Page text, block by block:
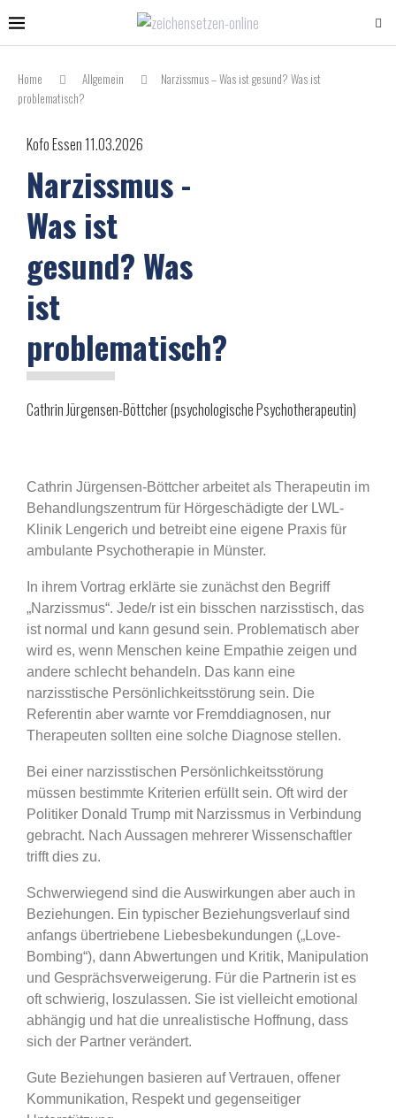
Home Allgemein
Narzissmus – Was ist gesund? Was ist
problematisch?
Kofo Essen 11.03.2026
Narzissmus -
Was ist
gesund? Was
ist
problematisch?
Cathrin Jürgensen-Böttcher (psychologische Psychotherapeutin)
Cathrin Jürgensen-Böttcher arbeitet als Therapeutin im
Behandlungszentrum für Hörgeschädigte der LWL-
Klinik Lengerich und betreibt eine eigene Praxis für
ambulante Psychotherapie in Münster.
In ihrem Vortrag erklärte sie zunächst den Begriff
„Narzissmus“. Jede/r ist ein bisschen narzisstisch, das
ist normal und kann gesund sein. Problematisch aber
wird es, wenn Menschen keine Empathie zeigen und
andere schlecht behandeln. Das kann eine
narzisstische Persönlichkeitsstörung sein. Die
Referentin aber warnte vor Fremddiagnosen, nur
Therapeuten sollten eine solche Diagnose stellen.
Bei einer narzisstischen Persönlichkeitsstörung
müssen bestimmte Kriterien erfüllt sein. Oft wird der
Politiker Donald Trump mit Narzissmus in Verbindung
gebracht. Nach Aussagen mehrerer Wissenschaftler
trifft dies zu.
Schwerwiegend sind die Auswirkungen aber auch in
Beziehungen. Ein typischer Beziehungsverlauf sind
anfangs übertriebene Liebesbekundungen („Love-
Bombing“), dann Abwertungen und Kritik, Manipulation
und Gesprächsverweigerung. Für die Partnerin ist es
oft schwierig, loszulassen. Sie ist vielleicht emotional
abhängig und hat die unrealistische Hoffnung, dass
sich der Partner verändert.
Gute Beziehungen basieren auf Vertrauen, offener
Kommunikation, Respekt und gegenseitiger